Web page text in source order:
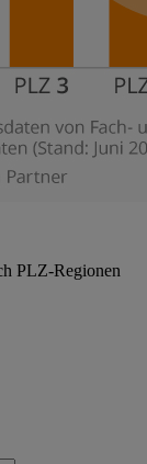
PLZ-Regionen